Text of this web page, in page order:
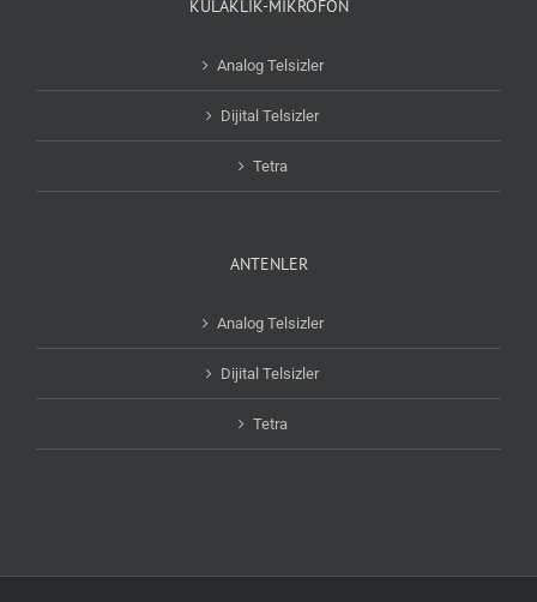
KULAKLIK-MİKROFON
Analog Telsizler
Dijital Telsizler
Tetra
ANTENLER
Analog Telsizler
Dijital Telsizler
Tetra